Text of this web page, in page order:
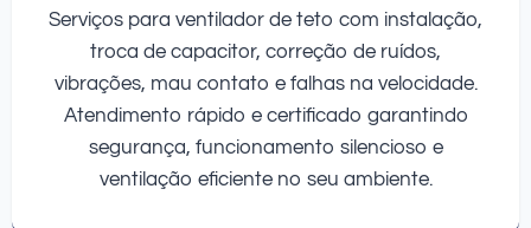
Serviços para ventilador de teto com instalação,
troca de capacitor, correção de ruídos,
vibrações, mau contato e falhas na velocidade.
Atendimento rápido e certificado garantindo
segurança, funcionamento silencioso e
ventilação eficiente no seu ambiente.